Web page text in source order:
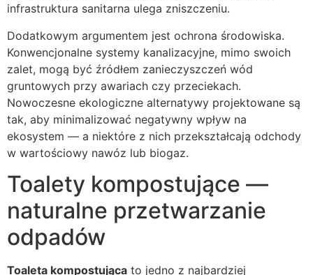
infrastruktura sanitarna ulega zniszczeniu.
Dodatkowym argumentem jest ochrona środowiska.
Konwencjonalne systemy kanalizacyjne, mimo swoich
zalet, mogą być źródłem zanieczyszczeń wód
gruntowych przy awariach czy przeciekach.
Nowoczesne ekologiczne alternatywy projektowane są
tak, aby minimalizować negatywny wpływ na
ekosystem — a niektóre z nich przekształcają odchody
w wartościowy nawóz lub biogaz.
Toalety kompostujące —
naturalne przetwarzanie
odpadów
Toaleta kompostująca to jedno z najbardziej